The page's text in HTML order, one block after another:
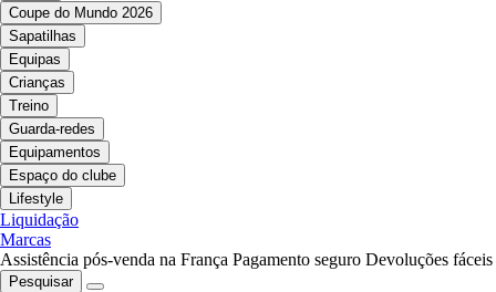
Coupe do Mundo 2026
Sapatilhas
Equipas
Crianças
Treino
Guarda-redes
Equipamentos
Espaço do clube
Lifestyle
Liquidação
Marcas
Assistência pós-venda na França Pagamento seguro Devoluções fáceis
Pesquisar